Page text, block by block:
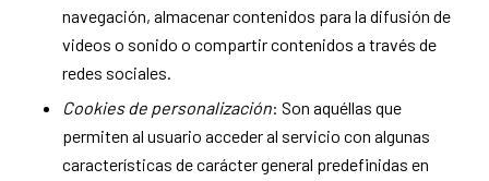
navegación, almacenar contenidos para la difusión de
videos o sonido o compartir contenidos a través de
redes sociales.
Cookies de personalización: Son aquéllas que
permiten al usuario acceder al servicio con algunas
características de carácter general predefinidas en